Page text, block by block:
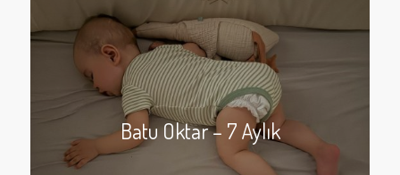
Batu Oktar – 7 Aylık